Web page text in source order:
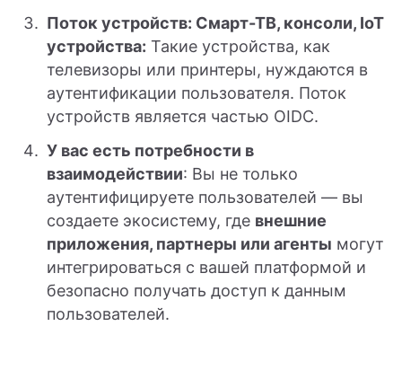
Поток устройств: Смарт-ТВ, консоли, IoT
устройства: Такие устройства, как
телевизоры или принтеры, нуждаются в
аутентификации пользователя. Поток
устройств является частью OIDC.
У вас есть потребности в
взаимодействии: Вы не только
аутентифицируете пользователей — вы
создаете экосистему, где внешние
приложения, партнеры или агенты могут
интегрироваться с вашей платформой и
безопасно получать доступ к данным
пользователей.